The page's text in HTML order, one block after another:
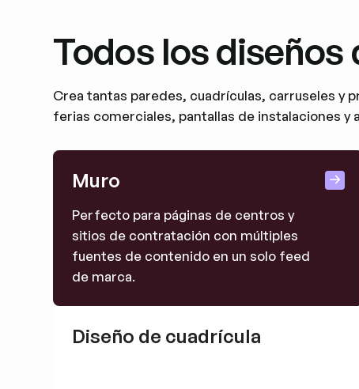
Todos los
Crea tantas paredes, cuadrículas, carruseles y
ferias comerciales, pantallas de instalaciones y
Muro
Perfecto para páginas de centros y
sitios de contratación con múltiples
fuentes de contenido en un solo feed
de marca.
Diseño de cuadrícula